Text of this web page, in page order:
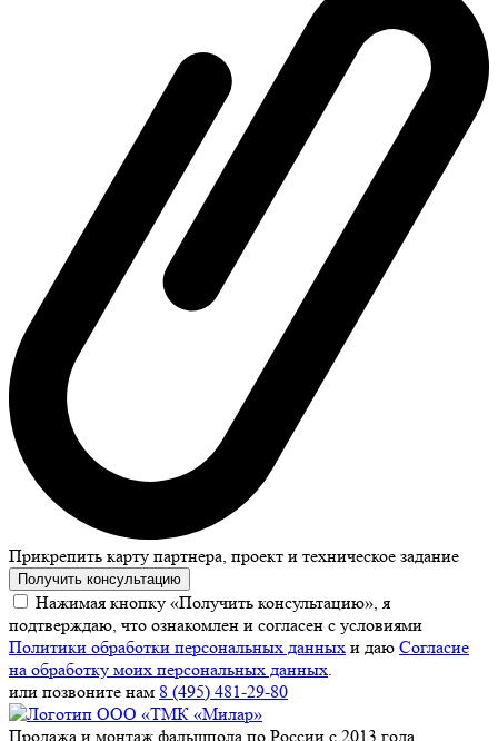
Прикрепить карту партнера, проект и техническое задание
Получить консультацию
Нажимая кнопку «Получить консультацию», я
подтверждаю, что ознакомлен и согласен с условиями
Политики обработки персональных данных и даю Согласие
на обработку моих персональных данных
или позвоните нам 8 (495) 481-29-80
Продажа и монтаж фальшпола по России с 2013 года